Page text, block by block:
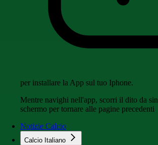
per installare la App sul tuo Iphone.
Mentre navighi nell'app, scorri il dito da
schermo per tornare alle pagine precedenti
Notizie Calcio
Calcio Italiano